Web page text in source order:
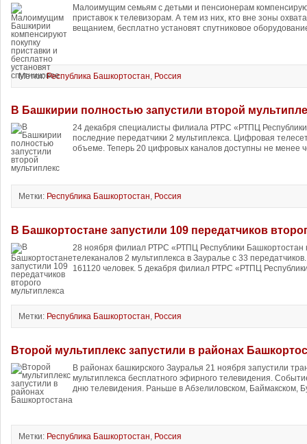
Малоимущим семьям с детьми и пенсионерам
приставок к телевизорам. А тем из них, кто вне зоны
вещанием, бесплатно установят спутниковое
Метки:Республика Башкортостан, Россия
В Башкирии полностью запустили второй
24 декабря специалисты филиала РТРС «РТПЦ
последние передатчики 2 мультиплекса. Цифровая
объеме. Теперь 20 цифровых каналов доступны не менее
Метки: Республика Башкортостан, Россия
В Башкортостане запустили 109 передатчиков
28 ноября филиал РТРС «РТПЦ Республики Башкортостан
телеканалов 2 мультиплекса в Зауралье с 33
161120 человек. 5 декабря филиал РТРС «РТПЦ
Метки: Республика Башкортостан, Россия
Второй мультиплекс запустили в районах
В районах башкирского Зауралья 21 ноября запустили
мультиплекса бесплатного эфирного телевидения.
дню телевидения. Раньше в Абзелиловском, Баймакском,
Метки: Республика Башкортостан, Россия